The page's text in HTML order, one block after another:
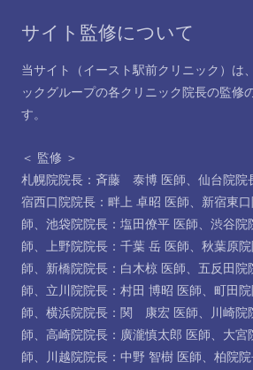
サイト監修について
当サイト（イースト駅前クリニック）は
ックグループの各クリニック院長の監修
す。
＜ 監修 ＞
札幌院院長：斉藤 泰博 医師、 仙台院院
宿西口院院長：畔上 卓昭 医師、 新宿東
師、 池袋院院長：塩田僚平 医師、 渋谷院
師、 上野院院長：千葉 岳 医師、 秋葉原
師、 新橋院院長：白木椋 医師、 五反田院
師、 立川院院長：村田 博昭 医師、 町田
師、 横浜院院長：関 康宏 医師、
川崎院
師、 高崎院院長：廣瀧慎太郎 医師、 大宮
師、 川越院院長：中野 智樹 医師、 柏院